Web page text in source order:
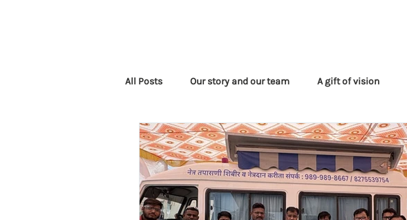
All Posts Our story and our team A gift of vision
Corporate Events Awareness Programs